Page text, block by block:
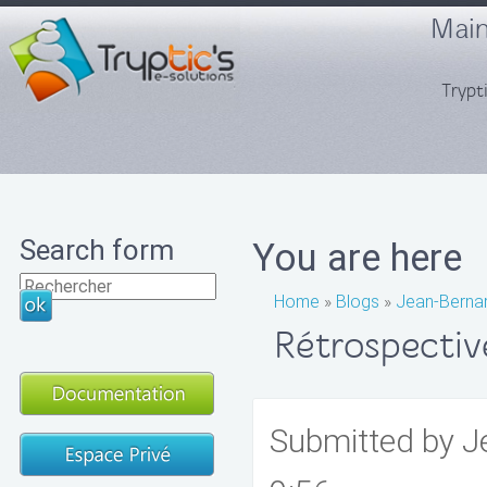
You are here
Home » Blogs » Jean-
Submitted by
Search form